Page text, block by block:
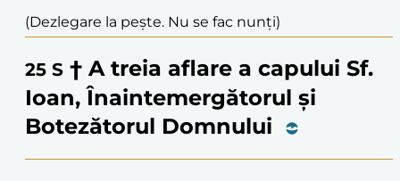
(Dezlegare la pește. Nu se fac nunți)
25 S † A treia aflare a capului Sf.
Ioan, Înaintemergătorul și
Botezătorul Domnului